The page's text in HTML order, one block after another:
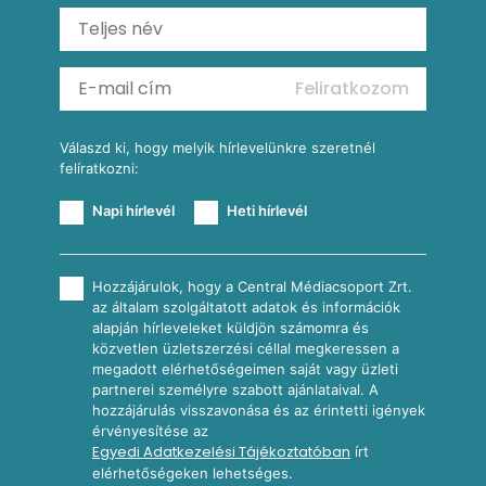
Ratatouille
Almás-kéksajtos kukoricasaláta
Köretek
Reggeli receptek
Feliratkozom
Válaszd ki, hogy melyik hírlevelünkre szeretnél
felíratkozni:
Napi hírlevél Heti hírlevél
Hozzájárulok, hogy a Central Médiacsoport Zrt.
az általam szolgáltatott adatok és információk
alapján hírleveleket küldjön számomra és
közvetlen üzletszerzési céllal megkeressen a
megadott elérhetőségeimen saját vagy üzleti
partnerei személyre szabott ajánlataival. A
hozzájárulás visszavonása és az érintetti igények
érvényesítése az
Egyedi Adatkezelési Tájékoztatóban írt
elérhetőségeken lehetséges.